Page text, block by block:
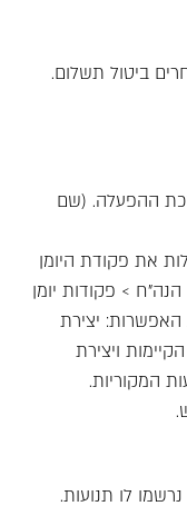
ביטול תשלום.
ההפעלה. (שם
את פקודת היומן
> פקודות יומן
האפשרות: יצירת
ויצירת
המקוריות.
לו תנועות.